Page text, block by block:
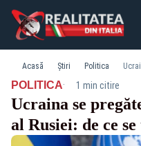
Acasă Știri Politica
POLITICA· 1 min citire
Ucraina se
al Rusiei: de ce